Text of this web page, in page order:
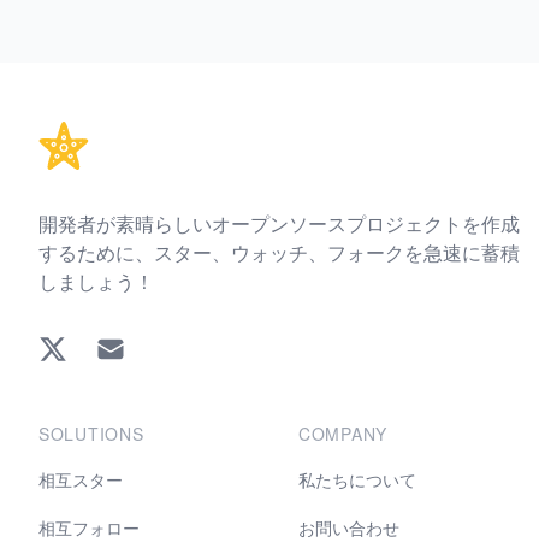
開発者が素晴らしいオープンソースプロジェクトを作成
するために、スター、ウォッチ、フォークを急速に蓄積
しましょう！
Twitter EMAIL
SOLUTIONS
相互スター
相互フォロー
COMPANY
私たちについて
お問い合わせ